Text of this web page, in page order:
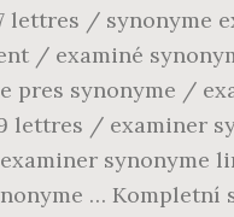
lettres / synonyme
/ examiné
pres synonyme /
lettres / examiner
synonyme
… Kompletní